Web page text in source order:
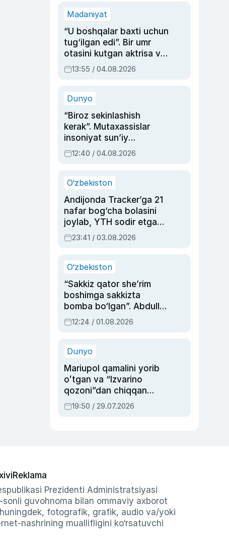
Madaniyat
“U boshqalar baxti uchun
tug‘ilgan edi”. Bir umr
otasini kutgan aktrisa va
dublyaj ustasi Rimma
Ahmedovaning
13:55 / 04.08.2026
Dunyo
“Biroz sekinlashish
kerak”. Mutaxassislar
insoniyat sun’iy
intellektni boshqara
olmay qolishidan xavotir
12:40 / 04.08.2026
O‘zbekiston
Andijonda Tracker’ga 21
nafar bog‘cha bolasini
joylab, YTH sodir etgan
ayolga sud hukmi o‘qildi
23:41 / 03.08.2026
O‘zbekiston
“Sakkiz qator she’rim
boshimga sakkizta
bomba bo‘lgan”. Abdulla
Oripovni siyosiy
ayblovlardan asrab
12:24 / 01.08.2026
Dunyo
Mariupol qamalini yorib
oʻtgan va “Izvarino
qozoni”dan chiqqan
qahramon — Ukraina
armiyasi bosh
19:50 / 29.07.2026
Reklama
Prezidenti Administratsiyasi
guvohnoma bilan ommaviy axborot
fotografik, grafik, audio va/yoki
nashrining muallifligini ko‘rsatuvchi